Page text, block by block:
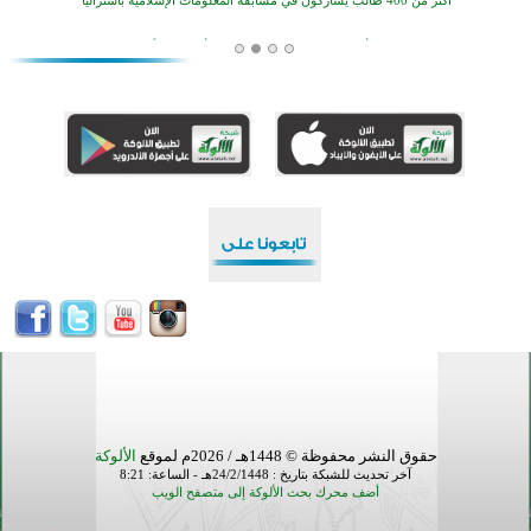
أكبر مشروع إسلامي في ريف أستراليا يفتتح أبوابه بعد سنوات من العمل والعطاء
القرآن والتربية في صدارة البرامج الصيفية للمسلمين في بينزا وساراتوف وموردوفيا هذا العام
تيسليتش تختتم برنامجا تعليميا لتعزيز القيم وبناء الشخصية للشباب المسلمين
اختتام منافسات قرآنية متميزة في بنغلاديش بمشاركة 3000 متسابق
حقوق النشر محفوظة © 1448هـ / 2026م لموقع الألوكة
آخر تحديث للشبكة بتاريخ : 24/2/1448هـ - الساعة: 8:21
أضف محرك بحث الألوكة إلى متصفح الويب